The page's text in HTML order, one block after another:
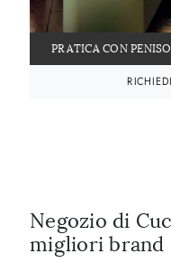
PRATICA CON
Negozio di
migliori brand